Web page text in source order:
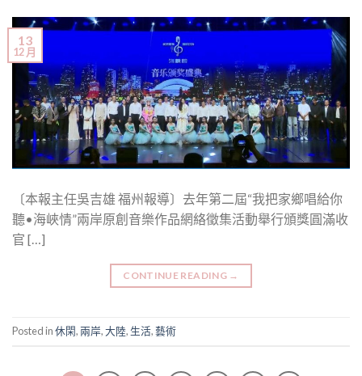
13
12 月
〔本報主任吳吉雄 福州報導〕去年第二屆“我把家鄉唱給你
聽•海峽情”兩岸原創音樂作品網絡徵集活動舉行頒獎圓滿收
官 […]
CONTINUE READING →
Posted in休閑,兩岸,大陸,生活,藝術